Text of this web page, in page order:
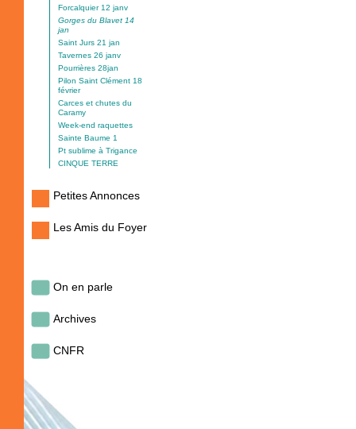
Forcalquier 12 janv
Gorges du Blavet 14
jan
Saint Jurs 21 jan
Tavernes 26 janv
Pourrières 28jan
Pilon Saint Clément 18
février
Carces et chutes du
Caramy
Week-end raquettes
Sainte Baume 1
Pt sublime à Trigance
CINQUE TERRE
Petites Annonces
Les Amis du Foyer
On en parle
Archives
CNFR